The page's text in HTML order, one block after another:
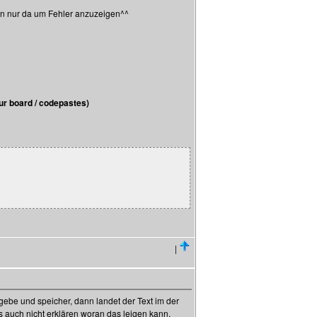
nur da um Fehler anzuzeigen^^
board / codepastes)
|
und speicher, dann landet der Text im der
nicht erklären woran das leigen kann.